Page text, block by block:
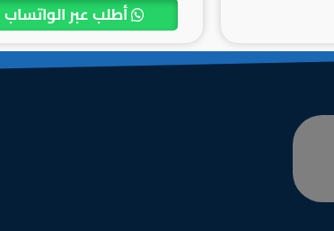
أطلب عبر الواتساب